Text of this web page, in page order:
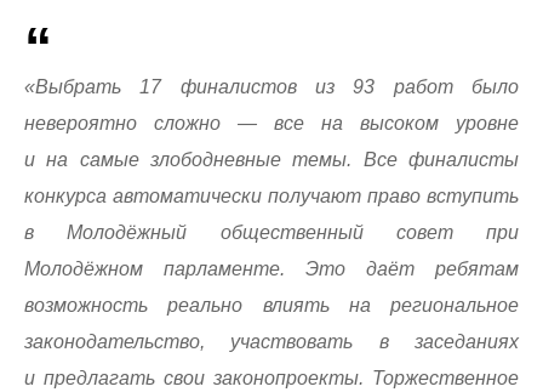
«Выбрать 17 финалистов из 93 работ было
невероятно сложно — все на высоком уровне
и на самые злободневные темы. Все финалисты
конкурса автоматически получают право вступить
в Молодёжный общественный совет при
Молодёжном парламенте. Это даёт ребятам
возможность реально влиять на региональное
законодательство, участвовать в заседаниях
и предлагать свои законопроекты. Торжественное